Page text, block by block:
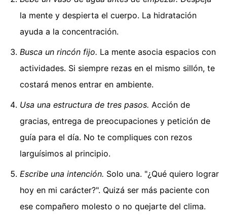
la mente y despierta el cuerpo. La hidratación
ayuda a la concentración.
Busca un rincón fijo. La mente asocia espacios con
actividades. Si siempre rezas en el mismo sillón, te
costará menos entrar en ambiente.
Usa una estructura de tres pasos. Acción de
gracias, entrega de preocupaciones y petición de
guía para el día. No te compliques con rezos
larguísimos al principio.
Escribe una intención. Solo una. "¿Qué quiero lograr
hoy en mi carácter?". Quizá ser más paciente con
ese compañero molesto o no quejarte del clima.